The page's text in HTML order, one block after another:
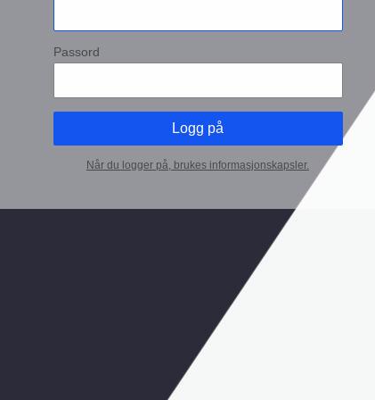
Passord
Når du logger på, brukes informasjonskapsler.